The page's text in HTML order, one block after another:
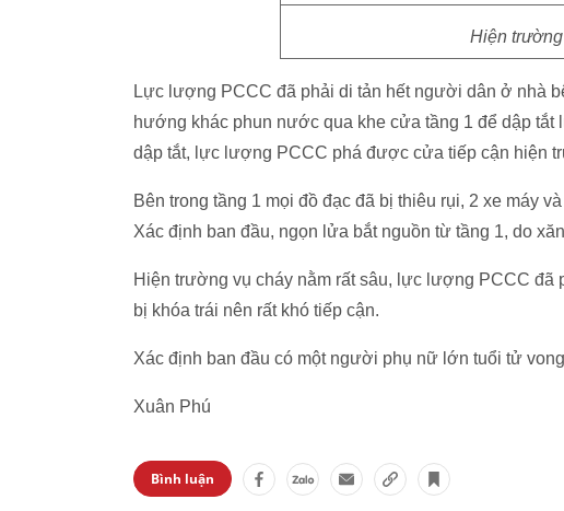
Hiện
Lực lượng PCCC đã phải di tản hết người dân ở nhà
hướng khác phun nước qua khe cửa tầng 1 để dập
dập tắt, lực lượng PCCC phá được cửa tiếp cận hiện
Bên trong tầng 1 mọi đồ đạc đã bị thiêu rụi, 2 xe máy
Xác định ban đầu, ngọn lửa bắt nguồn từ tầng 1, do
Hiện trường vụ cháy nằm rất sâu, lực lượng PCCC
bị khóa trái nên rất khó tiếp cận.
Xác định ban đầu có một người phụ nữ lớn tuổi tử
Xuân Phú
Bình luận